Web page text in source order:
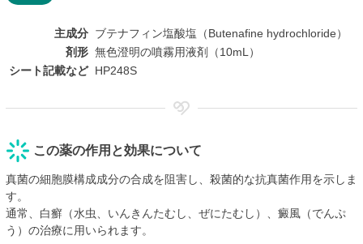
主成分 ブテナフィン塩酸塩（Butenafine hydrochloride）
剤形 無色澄明の噴霧用液剤（10mL）
シート記載など HP248S
この薬の作用と効果について
真菌の細胞膜構成成分の合成を阻害し、殺菌的な抗真菌作用を示しま
す。
通常、白癬（水虫、いんきんたむし、ぜにたむし）、癜風（でんぷ
う）の治療に用いられます。